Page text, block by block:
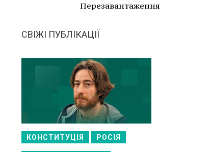
Перезавантаження
СВІЖІ ПУБЛІКАЦІЇ
КОНСТИТУЦІЯ РОСІЯ